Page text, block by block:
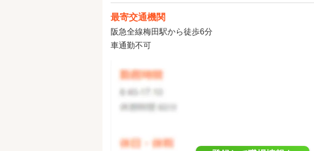
最寄交通機関
阪急全線梅田駅から徒歩6分
車通勤不可